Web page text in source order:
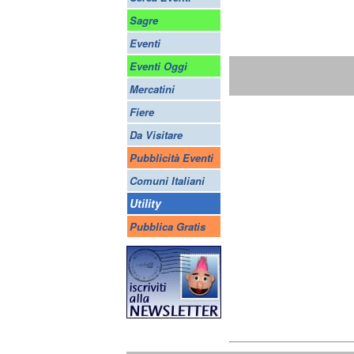
Sagre
Eventi
Eventi Oggi
Mercatini
Fiere
Da Visitare
Pubblicità Eventi
Comuni Italiani
Utility
Pubblica Gratis